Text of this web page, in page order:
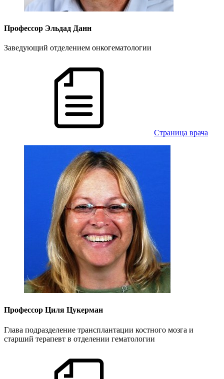
Профессор Эльдад Данн
Заведующий отделением онкогематологии
Cтраница врача
Профессор Циля Цукерман
Глава подразделение трансплантации костного мозга и
старший терапевт в отделении гематологии